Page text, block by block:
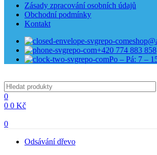
Zásady zpracování osobních údajů
Obchodní podmínky
Kontakt
+420 774 883 858
Po – Pá: 7 –
0
0 0 Kč
0
Odsávání dřevo